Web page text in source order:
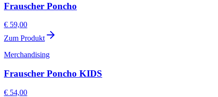
Frauscher Poncho
€ 59,00
Zum Produkt
Merchandising
Frauscher Poncho KIDS
€ 54,00